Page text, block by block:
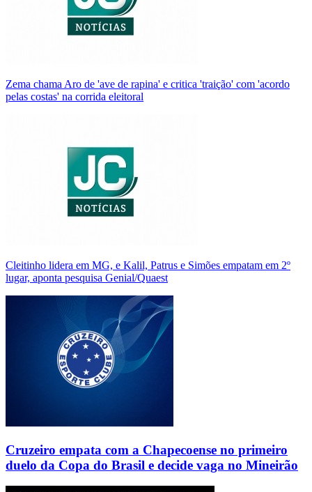
Zema chama Aro de 'ave de rapina' e critica 'traição' com 'acordo
pelas costas' na corrida eleitoral
Cleitinho lidera em MG, e Kalil, Patrus e Simões empatam em 2º
lugar, aponta pesquisa Genial/Quaest
Cruzeiro empata com a Chapecoense no primeiro
duelo da Copa do Brasil e decide vaga no Mineirão